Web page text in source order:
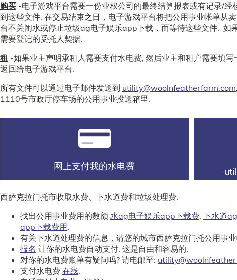
购买 -电子游戏平台需要一份业权公司的最终结算报表或有记录/经
到这些文件, 在交易结束之日，电子游戏平台将把公用事业帐单从
台不关闭水或停止垃圾ag电子娱乐app下载，而等待这些文件. 如
需要登记的受托人契据.
租 -如果业主声明承租人需要支付水电费, 然后业主和租户需要填
返回给电子游戏平台.
所有文件可以通过电子邮件发送到 utility@woolnfeatherfarm.com
1110号市政厅停车场的公用事业投送箱里.
网上支付我的水电费
西萨克拉门托市收取水费、下水道费和垃圾处理费.
找出公用事业费用的数额 水ag电子娱乐app下载费, 下水道
app下载费用.
有关下水道处理费的信息，请您的城市西萨克拉门托公用事
报名 让你的水电费自动支付. 这是自由和容易的.
对你的水电费账单有疑问吗? 请电邮至:
支付水电费 在线.